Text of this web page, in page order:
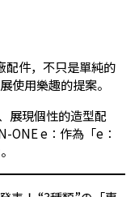
配件，不只是單純的
使用樂趣的提案。
展現個性的造型配
ONE e：作為「e：